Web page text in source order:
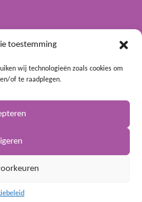
toestemming
wij technologieën zoals cookies om
of te raadplegen.